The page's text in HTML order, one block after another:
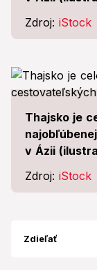
Zdroj: iStock
Thajsko je
v Ázii
Zdroj: iStock
Zdieľať